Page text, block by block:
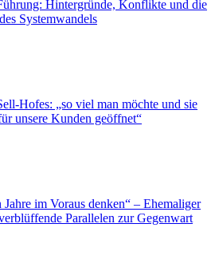
Hintergründe, Konflikte und die
Systemwandels
Hofes: „so viel man möchte und sie
unsere Kunden geöffnet“
Jahre im Voraus denken“ – Ehemaliger
Parallelen zur Gegenwart